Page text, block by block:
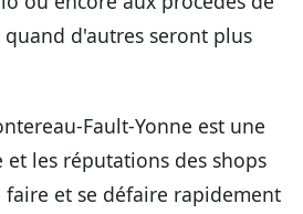
d'autres seront plus
Fault-Yonne est une
les réputations des shops
faire et se défaire rapidement